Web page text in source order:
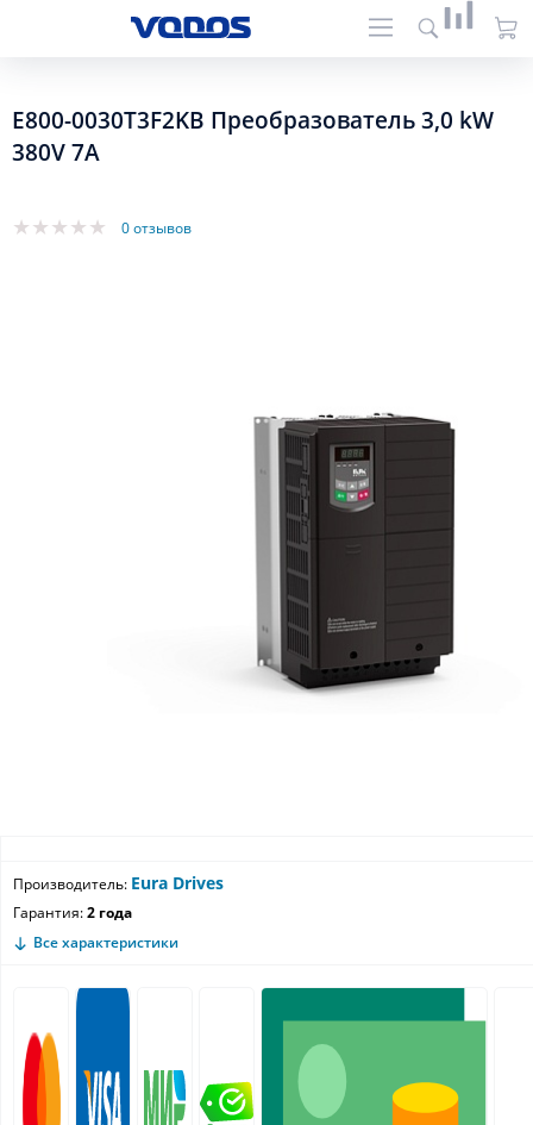
E800-0030T3F2KB Преобразователь 3,0 kW
380V 7A
0 отзывов
Производитель: Eura Drives
Гарантия:2 года
Все характеристики